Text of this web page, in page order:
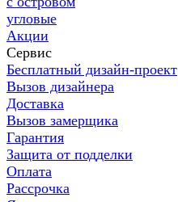
угловые
Акции
Сервис
Бесплатный дизайн-проект
Вызов дизайнера
Доставка
Вызов замерщика
Гарантия
Защита от подделки
Оплата
Рассрочка